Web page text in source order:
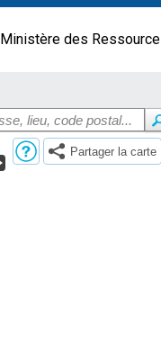
Ministère des
Partager la carte